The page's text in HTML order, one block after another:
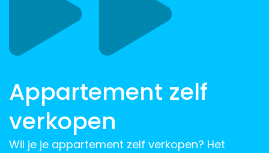
Appartement zelf
verkopen
Wil je je appartement zelf verkopen? Het